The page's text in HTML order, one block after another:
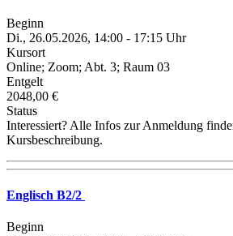
Beginn
Di., 26.05.2026, 14:00 - 17:15 Uhr
Kursort
Online; Zoom; Abt. 3; Raum 03
Entgelt
2048,00 €
Status
Interessiert? Alle Infos zur Anmeldung
Kursbeschreibung.
Englisch B2/2
Beginn